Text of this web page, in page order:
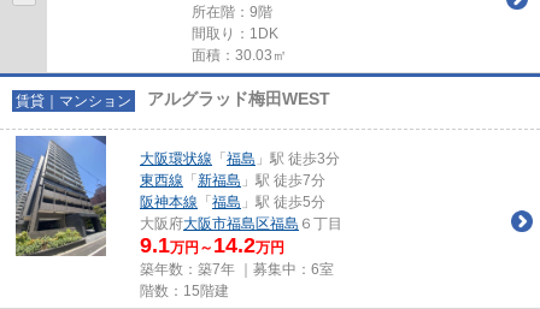
所在階：9階
間取り：1DK
面積：30.03㎡
賃貸｜マンション アルグラッド梅田WEST
大阪環状線 「 福島 」駅 徒歩3分
東西線 「 新福島 」駅 徒歩7分
阪神本線 「 福島 」駅 徒歩5分
大阪府大阪市福島区福島 ６丁目
9.1万円～ 14.2万円
築年数：築7年 ｜募集中： 6室
階数：15階建